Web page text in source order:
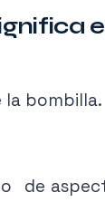
la bombilla.
o de